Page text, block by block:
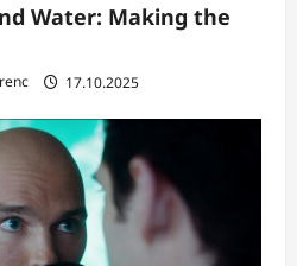
Water: Making the
17.10.2025